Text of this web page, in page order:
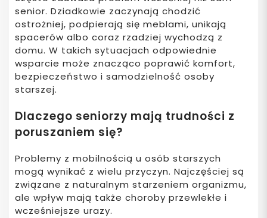
senior. Dziadkowie zaczynają chodzić
ostrożniej, podpierają się meblami, unikają
spacerów albo coraz rzadziej wychodzą z
domu. W takich sytuacjach odpowiednie
wsparcie może znacząco poprawić komfort,
bezpieczeństwo i samodzielność osoby
starszej.
Dlaczego seniorzy mają trudności z
poruszaniem się?
Problemy z mobilnością u osób starszych
mogą wynikać z wielu przyczyn. Najczęściej są
związane z naturalnym starzeniem organizmu,
ale wpływ mają także choroby przewlekłe i
wcześniejsze urazy.